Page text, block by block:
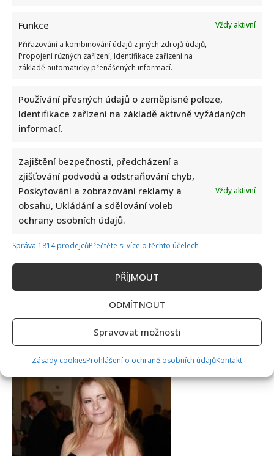
Funkce
Vždy aktivní
Přiřazování a kombinování údajů z jiných zdrojů údajů,
Propojení různých zařízení, Identifikace zařízení na
základě automaticky přenášených informací.
Používání přesných údajů o zeměpisné poloze,
Identifikace zařízení na základě aktivně vyžádaných
informací.
Zajištění bezpečnosti, předcházení a
zjišťování podvodů a odstraňování chyb,
Poskytování a zobrazování reklamy a
obsahu, Ukládání a sdělování voleb
ochrany osobních údajů.
Vždy aktivní
Správa 1814 prodejcůPřečtěte si více o těchto účelech
PŘÍJMOUT
ODMÍTNOUT
Spravovat možnosti
Zásady cookiesProhlášení o ochraně osobních údajůKontakt
kritika: Lidé spekulují, kde se koupe
Test znalostí staré češtiny: 10 výrazů z počátku 20. století
odhalí, kdo by se tehdy domluvil
Dagmar Pecková pod palbou kritiky: Mračková Vildumetzová
jí vytkla natáčení se při řízení a ptá se, zda je to v pořádku